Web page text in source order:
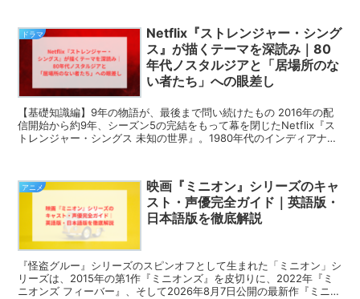
ドラマ
Netflix『ストレンジャー・シング
ス』が描くテーマを深読み｜80
年代ノスタルジアと「居場所のな
い者たち」への眼差し
【基礎知識編】9年の物語が、最後まで問い続けたもの 2016年の配
信開始から約9年、シーズン5の完結をもって幕を閉じたNetflix『ス
トレンジャー・シングス 未知の世界』。1980年代のインディアナ州
アニメ
映画『ミニオン』シリーズのキャ
スト・声優完全ガイド｜英語版・
日本語版を徹底解説
『怪盗グルー』シリーズのスピンオフとして生まれた「ミニオン」シ
リーズは、2015年の第1作『ミニオンズ』を皮切りに、2022年『ミ
ニオンズ フィーバー』、そして2026年8月7日公開の最新作『ミニオ